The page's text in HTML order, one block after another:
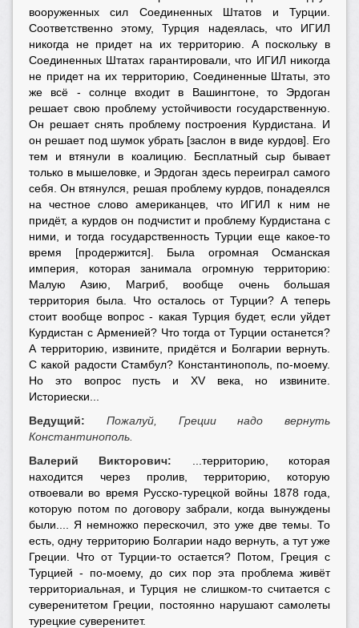
вооруженных сил Соединенных Штатов и Турции.
Соответственно этому, Турция надеялась, что ИГИЛ
никогда не придет на их территорию. А поскольку в
Соединенных Штатах гарантировали, что ИГИЛ никогда
не придет на их территорию, Соединенные Штаты, это
же всё - солнце входит в Вашингтоне, то Эрдоган
решает свою проблему устойчивости государственную.
Он решает снять проблему построения Курдистана. И
он решает под шумок убрать [заслон в виде курдов]. Его
тем и втянули в коалицию. Бесплатный сыр бывает
только в мышеловке, и Эрдоган здесь переиграл самого
себя. Он втянулся, решая проблему курдов, понадеялся
на честное слово американцев, что ИГИЛ к ним не
придёт, а курдов он подчистит и проблему Курдистана с
ними, и тогда государственность Турции еще какое-то
время [продержится]. Была огромная Османская
империя, которая занимала огромную территорию:
Малую Азию, Магриб, вообще очень большая
территория была. Что осталось от Турции? А теперь
стоит вообще вопрос - какая Турция будет, если уйдет
Курдистан с Арменией? Что тогда от Турции останется?
А территорию, извините, придётся и Болгарии вернуть.
С какой радости Стамбул? Константинополь, по-моему.
Но это вопрос пусть и XV века, но извините.
Историески...
Ведущий: Пожалуй, Греции надо вернуть
Константинополь.
Валерий Викторович:
...территорию, которая
находится через пролив, территорию, которую
отвоевали во время Русско-турецкой войны 1878 года,
которую потом по договору забрали, когда вынуждены
были.... Я немножко перескочил, это уже две темы. То
есть, одну территорию Болгарии надо вернуть, а тут уже
Греции. Что от Турции-то остается? Потом, Греция с
Турцией - по-моему, до сих пор эта проблема живёт
территориальная, и Турция не слишком-то считается с
суверенитетом Греции, постоянно нарушают самолеты
турецкие суверенитет.